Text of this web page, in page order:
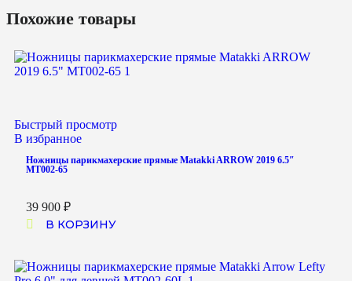
Похожие товары
Быстрый просмотр
В избранное
Ножницы парикмахерские прямые Matakki ARROW 2019 6.5″
MT002-65
39 900 ₽
В КОРЗИНУ